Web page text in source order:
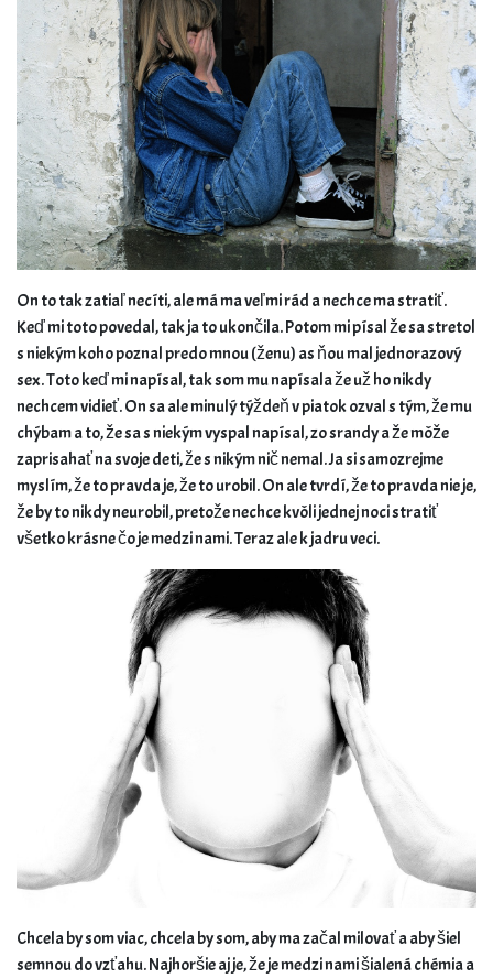
On to tak zatiaľ necíti, ale má ma veľmi rád a nechce ma stratiť.
Keď mi toto povedal, tak ja to ukončila. Potom mi písal že sa stretol
s niekým koho poznal predo mnou (ženu) as ňou mal jednorazový
sex. Toto keď mi napísal, tak som mu napísala že už ho nikdy
nechcem vidieť. On sa ale minulý týždeň v piatok ozval s tým, že mu
chýbam a to, že sa s niekým vyspal napísal, zo srandy a že môže
zaprisahať na svoje deti, že s nikým nič nemal. Ja si samozrejme
myslím, že to pravda je, že to urobil. On ale tvrdí, že to pravda nie je,
že by to nikdy neurobil, pretože nechce kvôli jednej noci stratiť
všetko krásne čo je medzi nami. Teraz ale k jadru veci.
Chcela by som viac, chcela by som, aby ma začal milovať a aby šiel
semnou do vzťahu. Najhoršie aj je, že je medzi nami šialená chémia a